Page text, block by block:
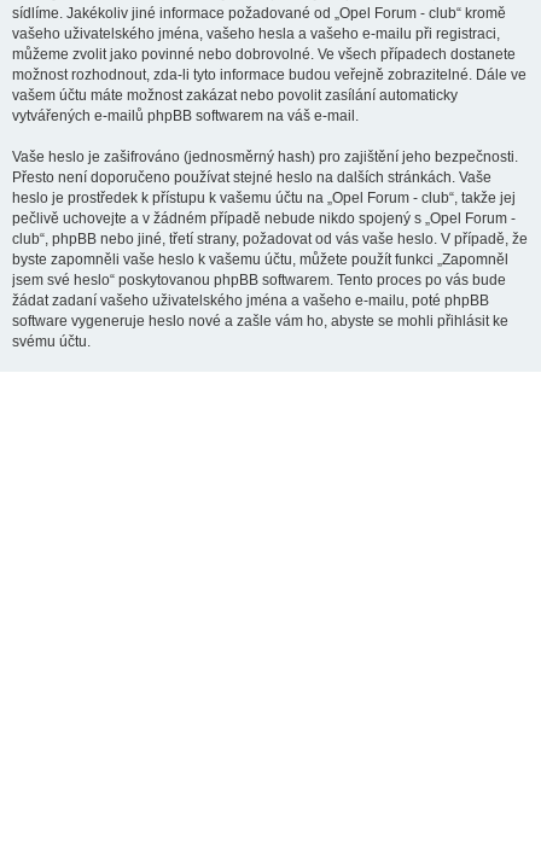
sídlíme. Jakékoliv jiné informace požadované od „Opel Forum - club“ kromě
vašeho uživatelského jména, vašeho hesla a vašeho e-mailu při registraci,
můžeme zvolit jako povinné nebo dobrovolné. Ve všech případech dostanete
možnost rozhodnout, zda-li tyto informace budou veřejně zobrazitelné. Dále ve
vašem účtu máte možnost zakázat nebo povolit zasílání automaticky
vytvářených e-mailů phpBB softwarem na váš e-mail.
Vaše heslo je zašifrováno (jednosměrný hash) pro zajištění jeho bezpečnosti.
Přesto není doporučeno používat stejné heslo na dalších stránkách. Vaše
heslo je prostředek k přístupu k vašemu účtu na „Opel Forum - club“, takže jej
pečlivě uchovejte a v žádném případě nebude nikdo spojený s „Opel Forum -
club“, phpBB nebo jiné, třetí strany, požadovat od vás vaše heslo. V případě, že
byste zapomněli vaše heslo k vašemu účtu, můžete použít funkci „Zapomněl
jsem své heslo“ poskytovanou phpBB softwarem. Tento proces po vás bude
žádat zadaní vašeho uživatelského jména a vašeho e-mailu, poté phpBB
software vygeneruje heslo nové a zašle vám ho, abyste se mohli přihlásit ke
svému účtu.